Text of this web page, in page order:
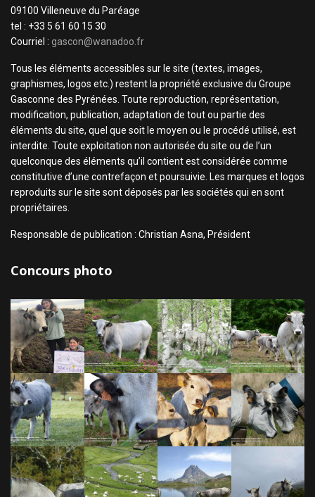
09100 Villeneuve du Paréage
tel : +33 5 61 60 15 30
Courriel : gascon@wanadoo.fr
Tous les éléments accessibles sur le site (textes, images,
graphismes, logos etc.) restent la propriété exclusive du Groupe
Gasconne des Pyrénées. Toute reproduction, représentation,
modification, publication, adaptation de tout ou partie des
éléments du site, quel que soit le moyen ou le procédé utilisé, est
interdite. Toute exploitation non autorisée du site ou de l’un
quelconque des éléments qu’il contient est considérée comme
constitutive d’une contrefaçon et poursuivie. Les marques et logos
reproduits sur le site sont déposés par les sociétés qui en sont
propriétaires.
Responsable de publication : Christian Asna, Président
Concours photo